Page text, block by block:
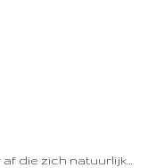
die zich natuurlijk…